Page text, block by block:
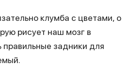
клумба с цветами, о
рисует наш мозг в
задники для